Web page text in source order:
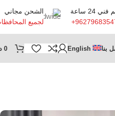
24 ساعة
الشحن مجاني
لجميع
بنا English
0